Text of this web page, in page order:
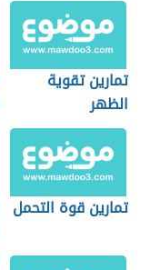
تمارين تقوية
الظهر
تمارين قوة التحمل